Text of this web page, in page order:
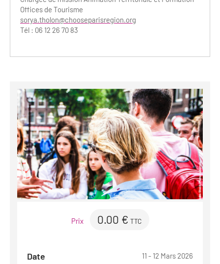
Offices de Tourisme
sorya.tholon@chooseparisregion.org
Tél : 06 12 26 70 83
Prix 0.00 € TTC
Date 11 - 12 Mars 2026